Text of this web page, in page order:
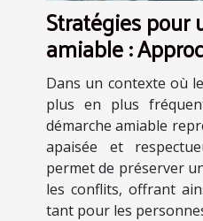
Stratégies pour
amiable :
avantages
Dans un contexte où
plus en plus
démarche amiable
apaisée et
permet de préserver
les conflits, offrant
tant pour les